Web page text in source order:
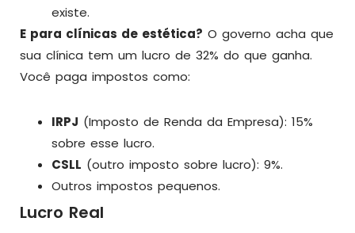
existe.
E para clínicas de estética? O governo acha que
sua clínica tem um lucro de 32% do que ganha.
Você paga impostos como:
IRPJ (Imposto de Renda da Empresa): 15%
sobre esse lucro.
CSLL (outro imposto sobre lucro): 9%.
Outros impostos pequenos.
Lucro Real